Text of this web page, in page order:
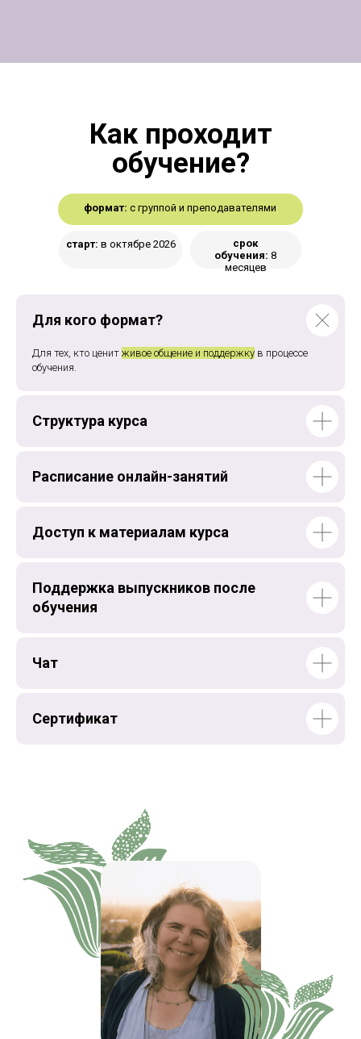
Как проходит
обучение?
формат: с группой и преподавателями
старт: в октябре 2026
срок
обучения: 8
месяцев
Для кого формат?
Для тех, кто ценит живое общение и поддержку в процессе
обучения.
Структура курса
Расписание онлайн-занятий
Доступ к материалам курса
Поддержка выпускников после
обучения
Чат
Сертификат